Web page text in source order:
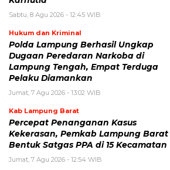
Sabtu, 8 Agu 2026 - 12:45 WIB
Hukum dan Kriminal
Polda Lampung Berhasil Ungkap
Dugaan Peredaran Narkoba di
Lampung Tengah, Empat Terduga
Pelaku Diamankan
Jumat, 7 Agu 2026 - 13:02 WIB
Kab Lampung Barat
Percepat Penanganan Kasus
Kekerasan, Pemkab Lampung Barat
Bentuk Satgas PPA di 15 Kecamatan
Jumat, 7 Agu 2026 - 12:54 WIB